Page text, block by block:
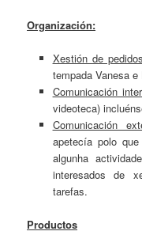
Organización:
Xestión de
tempada Vanesa e
Comunicación
videoteca)
Comunicación
apetecía polo
algunha
interesados de
tarefas.
Productos